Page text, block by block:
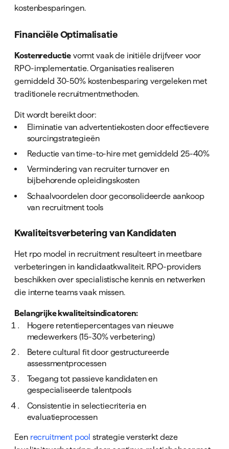
kostenbesparingen.
Financiële Optimalisatie
Kostenreductie vormt vaak de initiële drijfveer voor
RPO-implementatie. Organisaties realiseren
gemiddeld 30-50% kostenbesparing vergeleken met
traditionele recruitmentmethoden.
Dit wordt bereikt door:
Eliminatie van advertentiekosten door effectievere
sourcingstrategieën
Reductie van time-to-hire met gemiddeld 25-40%
Vermindering van recruiter turnover en
bijbehorende opleidingskosten
Schaalvoordelen door geconsolideerde aankoop
van recruitment tools
Kwaliteitsverbetering van Kandidaten
Het rpo model in recruitment resulteert in meetbare
verbeteringen in kandidaatkwaliteit. RPO-providers
beschikken over specialistische kennis en netwerken
die interne teams vaak missen.
Belangrijke kwaliteitsindicatoren:
Hogere retentiepercentages van nieuwe
medewerkers (15-30% verbetering)
Betere cultural fit door gestructureerde
assessmentprocessen
Toegang tot passieve kandidaten en
gespecialiseerde talentpools
Consistentie in selectiecriteria en
evaluatieprocessen
Een recruitment pool strategie versterkt deze